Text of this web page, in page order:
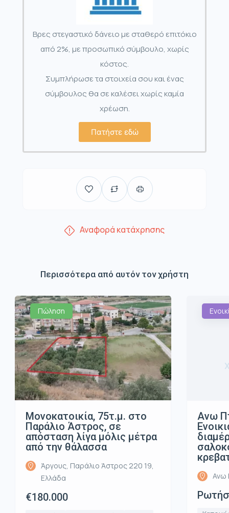
Βρες στεγαστικό δάνειο με σταθερό επιτόκιο
από 2%, με προσωπικό σύμβουλο, χωρίς
κόστος.
Συμπλήρωσε τα στοιχεία σου και ένας
σύμβουλος θα σε καλέσει χωρίς καμία
χρέωση.
Πατήστε εδώ
Αναφορά κατάχρησης
Περισσότερα από αυτόν τον χρήστη
Πώληση
Μονοκατοικία, 75τ.μ. στο
Παράλιο Άστρος, σε
απόσταση λίγα μόλις μέτρα
από την θάλασσα
Άργους, Παράλιο Άστρος 220 19,
Ελλάδα
€180.000
Ανω
Ανω